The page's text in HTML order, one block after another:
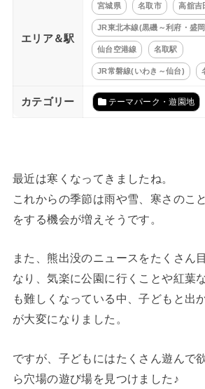
エリア＆駅
宮城県 名取市 高舘吉
JR東北本線(黒磯～利府・盛
仙台空港線 名取駅
JR常磐線(いわき～仙台)
カテゴリー テーマパーク・遊園地
最近は寒くなってきましたね。
これからの季節は雨や雪、寒さのこ
をする機会が増えそうです。
また、熊出没のニュースをたくさん
なり、気楽に公園に行くことや紅葉
も難しくなっている中、子どもと出
が大変になりました。
ですが、子どもにはたくさん遊んで
ら穴場の遊び場を見つけました♪